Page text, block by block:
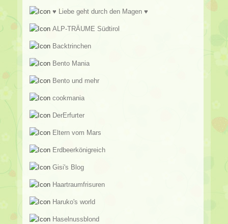
♥ Liebe geht durch den Magen ♥
ALP-TRÄUME Südtirol
Backtrinchen
Bento Mania
Bento und mehr
cookmania
DerErfurter
Eltern vom Mars
Erdbeerkönigreich
Gisi's Blog
Haartraumfrisuren
Haruko's world
Haselnussblond